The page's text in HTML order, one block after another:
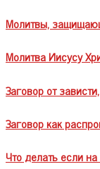
Молитвы,
Молитва Иисусу
Заговор от
Заговор как
Что делать если